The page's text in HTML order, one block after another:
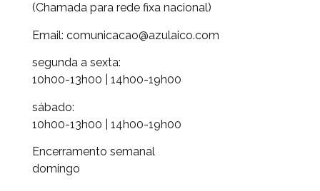
(Chamada para rede fixa nacional)
Email: comunicacao@azulaico.com
segunda a sexta:
10h00-13h00 | 14h00-19h00
sábado:
10h00-13h00 | 14h00-19h00
Encerramento semanal
domingo